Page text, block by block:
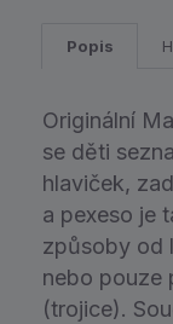
Popis
Originální
se děti
hlaviček,
a pexeso je
způsoby od
nebo pouze
(trojice).